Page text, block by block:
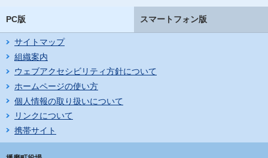
PC版 スマートフォン版
サイトマップ
組織案内
ウェブアクセシビリティ方針について
ホームページの使い方
個人情報の取り扱いについて
リンクについて
携帯サイト